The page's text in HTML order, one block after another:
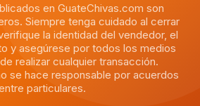
en GuateChivas.com son
Siempre tenga cuidado al cerrar
la identidad del vendedor, el
y asegúrese por todos los medios
realizar cualquier transacción.
se hace responsable por acuerdos
particulares.